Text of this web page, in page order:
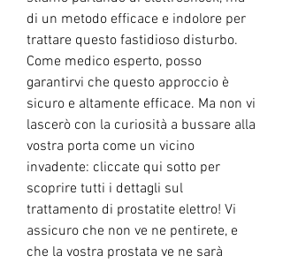
di un metodo efficace e indolore per
trattare questo fastidioso disturbo.
Come medico esperto, posso
garantirvi che questo approccio è
sicuro e altamente efficace. Ma non vi
lascerò con la curiosità a bussare alla
vostra porta come un vicino
invadente: cliccate qui sotto per
scoprire tutti i dettagli sul
trattamento di prostatite elettro! Vi
assicuro che non ve ne pentirete, e
che la vostra prostata ve ne sarà